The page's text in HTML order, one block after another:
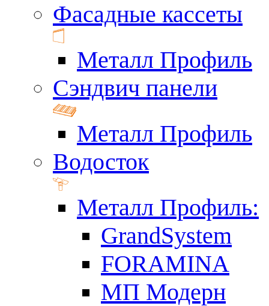
Фасадные кассеты
Металл Профиль
Сэндвич панели
Металл Профиль
Водосток
Металл Профиль:
GrandSystem
FORAMINA
МП Модерн